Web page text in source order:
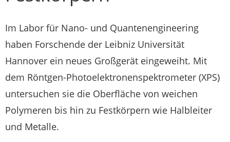
Im Labor für Nano- und Quantenengineering
haben Forschende der Leibniz Universität
Hannover ein neues Großgerät eingeweiht. Mit
dem Röntgen-Photoelektronenspektrometer (XPS)
untersuchen sie die Oberfläche von weichen
Polymeren bis hin zu Festkörpern wie Halbleiter
und Metalle.